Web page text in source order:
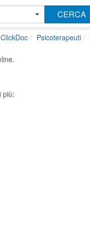
CERCA
ClickDoc Psicoterapeuti
più: